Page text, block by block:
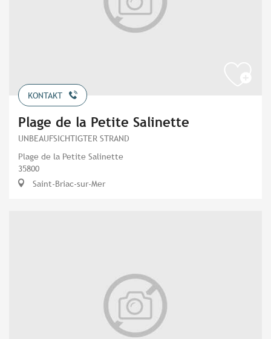
KONTAKT
Plage de la Petite Salinette
UNBEAUFSICHTIGTER STRAND
Plage de la Petite Salinette
35800
Saint-Briac-sur-Mer